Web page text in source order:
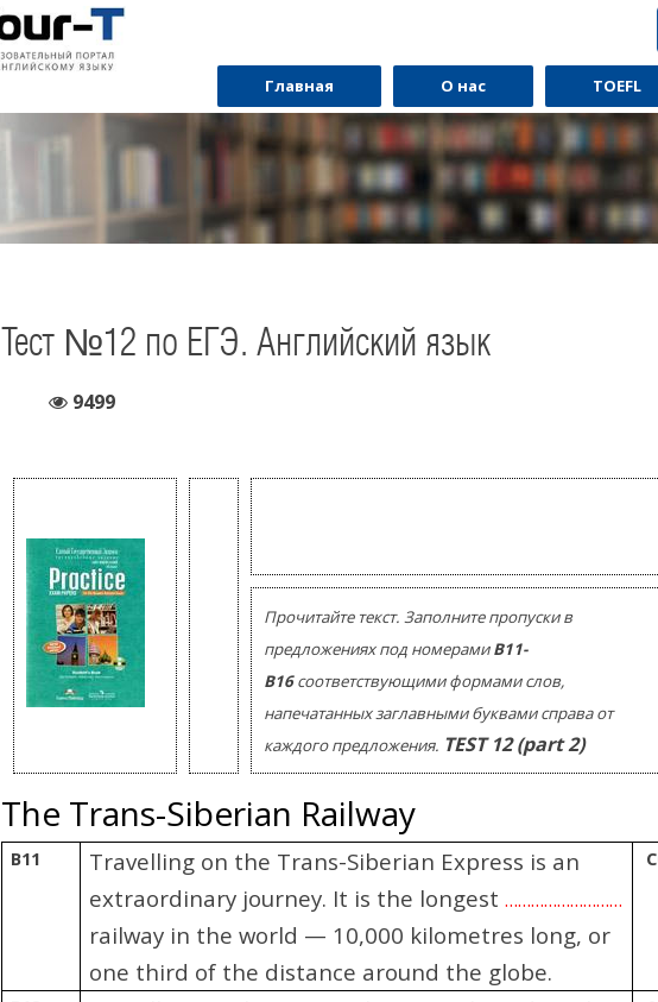
Главная О нас TOEFL
Тест №12 по ЕГЭ. Английский язык
9499
Прочитайте текст. Заполните пропуски в
предложениях под номерамиВ11-
В16соответствующими формами слов,
напечатанных заглавными буквами справа от
каждого предложения. TEST12(part 2)
The Trans-Siberian Railway
B11
Travelling on the Trans-Siberian Express is an
extraordinary journey. It is the longest………………………
railway in the world — 10,000 kilometres long, or
one third of the distance around the globe.
За полгода вывожу ученика
начального уровня на уровень
уверенного общения, свободного
выражения своих мыслей.
Специализируюсь на экспресс-
методах обучения.
-